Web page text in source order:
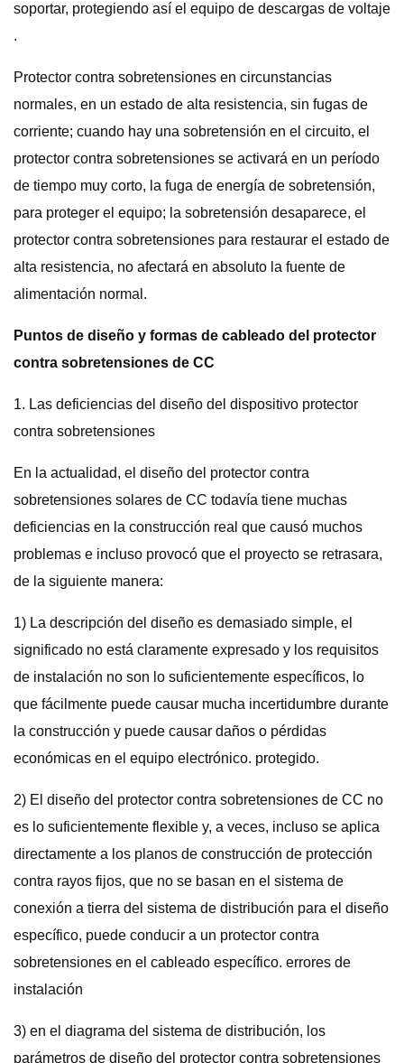
soportar, protegiendo así el equipo de descargas de voltaje
.
Protector contra sobretensiones en circunstancias
normales, en un estado de alta resistencia, sin fugas de
corriente; cuando hay una sobretensión en el circuito, el
protector contra sobretensiones se activará en un período
de tiempo muy corto, la fuga de energía de sobretensión,
para proteger el equipo; la sobretensión desaparece, el
protector contra sobretensiones para restaurar el estado de
alta resistencia, no afectará en absoluto la fuente de
alimentación normal.
Puntos de diseño y formas de cableado del protector
contra sobretensiones de CC
1. Las deficiencias del diseño del dispositivo protector
contra sobretensiones
En la actualidad, el diseño del protector contra
sobretensiones solares de CC todavía tiene muchas
deficiencias en la construcción real que causó muchos
problemas e incluso provocó que el proyecto se retrasara,
de la siguiente manera:
1) La descripción del diseño es demasiado simple, el
significado no está claramente expresado y los requisitos
de instalación no son lo suficientemente específicos, lo
que fácilmente puede causar mucha incertidumbre durante
la construcción y puede causar daños o pérdidas
económicas en el equipo electrónico. protegido.
2) El diseño del protector contra sobretensiones de CC no
es lo suficientemente flexible y, a veces, incluso se aplica
directamente a los planos de construcción de protección
contra rayos fijos, que no se basan en el sistema de
conexión a tierra del sistema de distribución para el diseño
específico, puede conducir a un protector contra
sobretensiones en el cableado específico. errores de
instalación
3) en el diagrama del sistema de distribución, los
parámetros de diseño del protector contra sobretensiones